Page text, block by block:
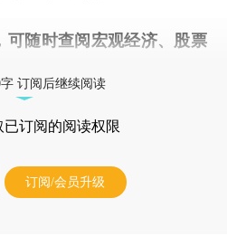
可随时查阅宏观经济、股票
订阅后继续阅读
已订阅的阅读权限
订阅/会员升级